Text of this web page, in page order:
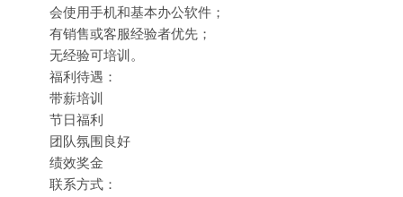
会使用手机和基本办公软件；
有销售或客服经验者优先；
无经验可培训。
福利待遇：
带薪培训
节日福利
团队氛围良好
绩效奖金
联系方式：